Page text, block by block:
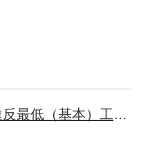
勞動部公布114年企業違反最低（基本）工資情形，將持續複查督促業者落實法令